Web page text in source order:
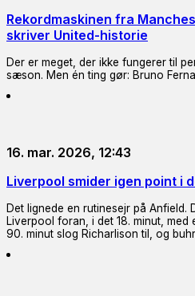
Rekordmaskinen fra
skriver United-historie
Der er meget, der ikke fungerer til
sæson. Men én ting gør: Bruno
16. mar. 2026, 12:43
Liverpool smider igen point i
Det lignede en rutinesejr på Anfield.
Liverpool foran, i det 18. minut, med
90. minut slog Richarlison til, og